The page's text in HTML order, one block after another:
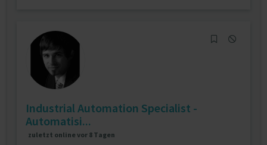
Industrial Automation Specialist -
Automatisi...
zuletzt online vor 8 Tagen